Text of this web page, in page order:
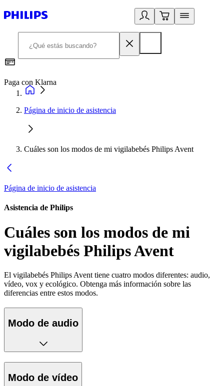
Paga con Klarna
Página de inicio de asistencia
Cuáles son los modos de mi vigilabebés Philips Avent
Página de inicio de asistencia
Asistencia de Philips
Cuáles son los modos de mi
vigilabebés Philips Avent
El vigilabebés Philips Avent tiene cuatro modos diferentes: audio,
vídeo, vox y ecológico. Obtenga más información sobre las
diferencias entre estos modos.
Modo de audio
Modo de vídeo